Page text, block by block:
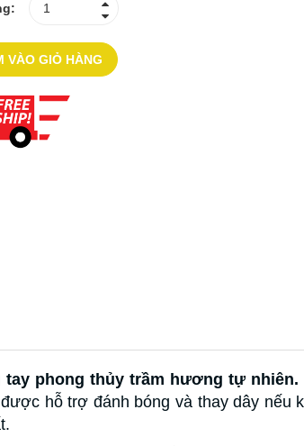
VÀO GIỎ HÀNG
tay phong thủy trầm hương tự nhiên.
hỗ trợ đánh bóng và thay dây nếu